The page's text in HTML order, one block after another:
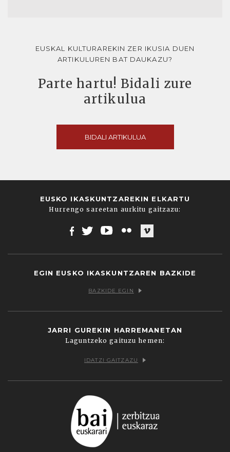
EUSKAL KULTURAREKIN ZER IKUSIA DUEN
ARTIKULUREN BAT DAUKAZU?
Parte hartu! Bidali zure
artikulua
BIDALI ARTIKULUA
EUSKO IKASKUNTZAREKIN ELKARTU
Hurrengo sareetan aurkitu gaitzazu:
EGIN EUSKO IKASKUNTZAREN BAZKIDE
BAZKIDE EGIN
JARRI GUREKIN HARREMANETAN
Laguntzeko gaituzu hemen:
IDATZI GAITZAZU